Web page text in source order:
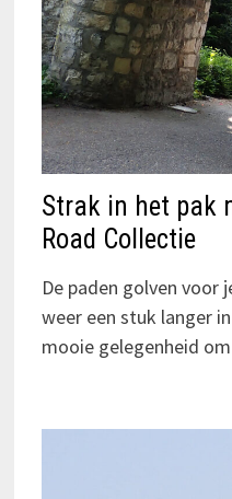
Strak in het pak
Road Collectie
De paden golven voor
weer een stuk langer
mooie gelegenheid